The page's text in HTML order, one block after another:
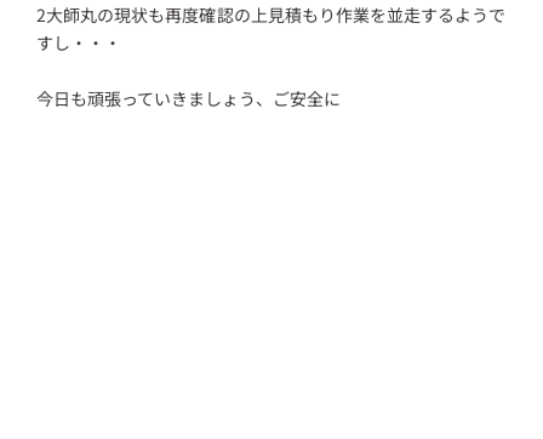
2大師丸の現状も再度確認の上見積もり作業を並走するようで
すし・・・
今日も頑張っていきましょう、ご安全に